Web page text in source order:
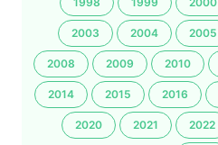
2003 2004 2005
2008 2009 2010
2014 2015 2016
2020 2021 2022